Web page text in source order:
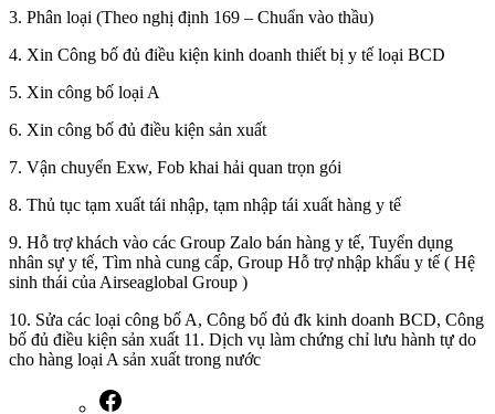
3. Phân loại (Theo nghị định 169 – Chuẩn vào thầu)
4. Xin Công bố đủ điều kiện kinh doanh thiết bị y tế loại BCD
5. Xin công bố loại A
6. Xin công bố đủ điều kiện sản xuất
7. Vận chuyển Exw, Fob khai hải quan trọn gói
8. Thủ tục tạm xuất tái nhập, tạm nhập tái xuất hàng y tế
9. Hỗ trợ khách vào các Group Zalo bán hàng y tế, Tuyển dụng
nhân sự y tế, Tìm nhà cung cấp, Group Hỗ trợ nhập khẩu y tế ( Hệ
sinh thái của Airseaglobal Group )
10. Sửa các loại công bố A, Công bố đủ đk kinh doanh BCD, Công
bố đủ điều kiện sản xuất 11. Dịch vụ làm chứng chỉ lưu hành tự do
cho hàng loại A sản xuất trong nước